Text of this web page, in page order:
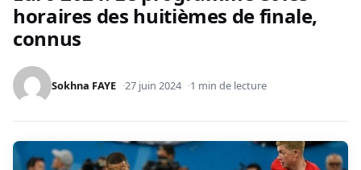
horaires des huitièmes de finale,
connus
Sokhna FAYE 27 juin 2024 1 min de lecture